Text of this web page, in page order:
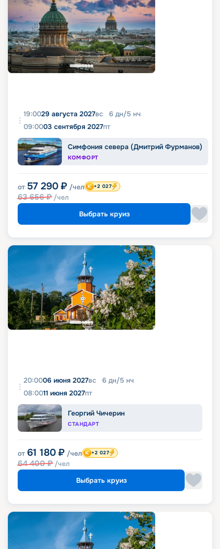
19:0029 августа 2027вс 6 дн/5 нч
09:0003 сентября 2027пт
Симфония севера (Дмитрий Фурманов)
КОМФОРТ
от 57 290 ₽ /чел
63 656₽ /чел
+2 027
Выбрать круиз
20:0006 июня 2027вс 6 дн/5 нч
08:0011 июня 2027пт
Георгий Чичерин
СТАНДАРТ
от 61 180 ₽ /чел
64 400₽ /чел
+2 027
Выбрать круиз